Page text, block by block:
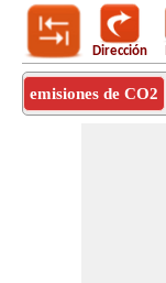
Dirección
emisiones de CO2